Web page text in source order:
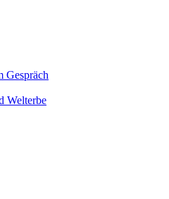
Gespräch
Welterbe